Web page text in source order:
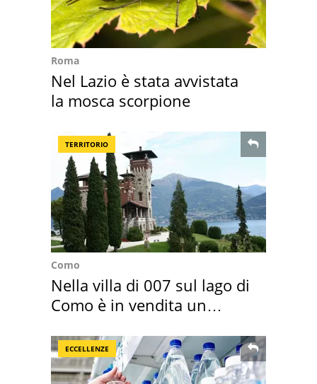
Roma
Nel Lazio è stata avvistata
la mosca scorpione
TERRITORIO
Como
Nella villa di 007 sul lago di
Como è in vendita un
ECCELLENZE